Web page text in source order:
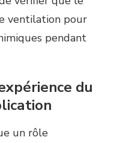
ventilation pour
pendant
du
un rôle